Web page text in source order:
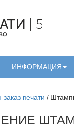
ИНФОРМАЦИЯ
печати /